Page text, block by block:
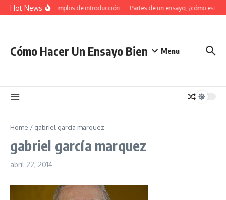
Saltar al contenido
Hot News34 Ejemplos de introducción Partes de un ensayo, ¿cómo
Cómo Hacer Un Ensayo Bien Menu
Home / gabriel garcía marquez
gabriel garcía marquez
abril 22, 2014